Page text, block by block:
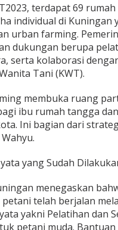
terdapat 69
individual di Kuningan
urban farming.
dukungan berupa
serta kolaborasi
Tani (KWT).
membuka ruang
ibu rumah tangga
Ini bagian dari
yang Sudah
menegaskan
telah berjalan
yakni Pelatihan dan
petani muda. Bantuan